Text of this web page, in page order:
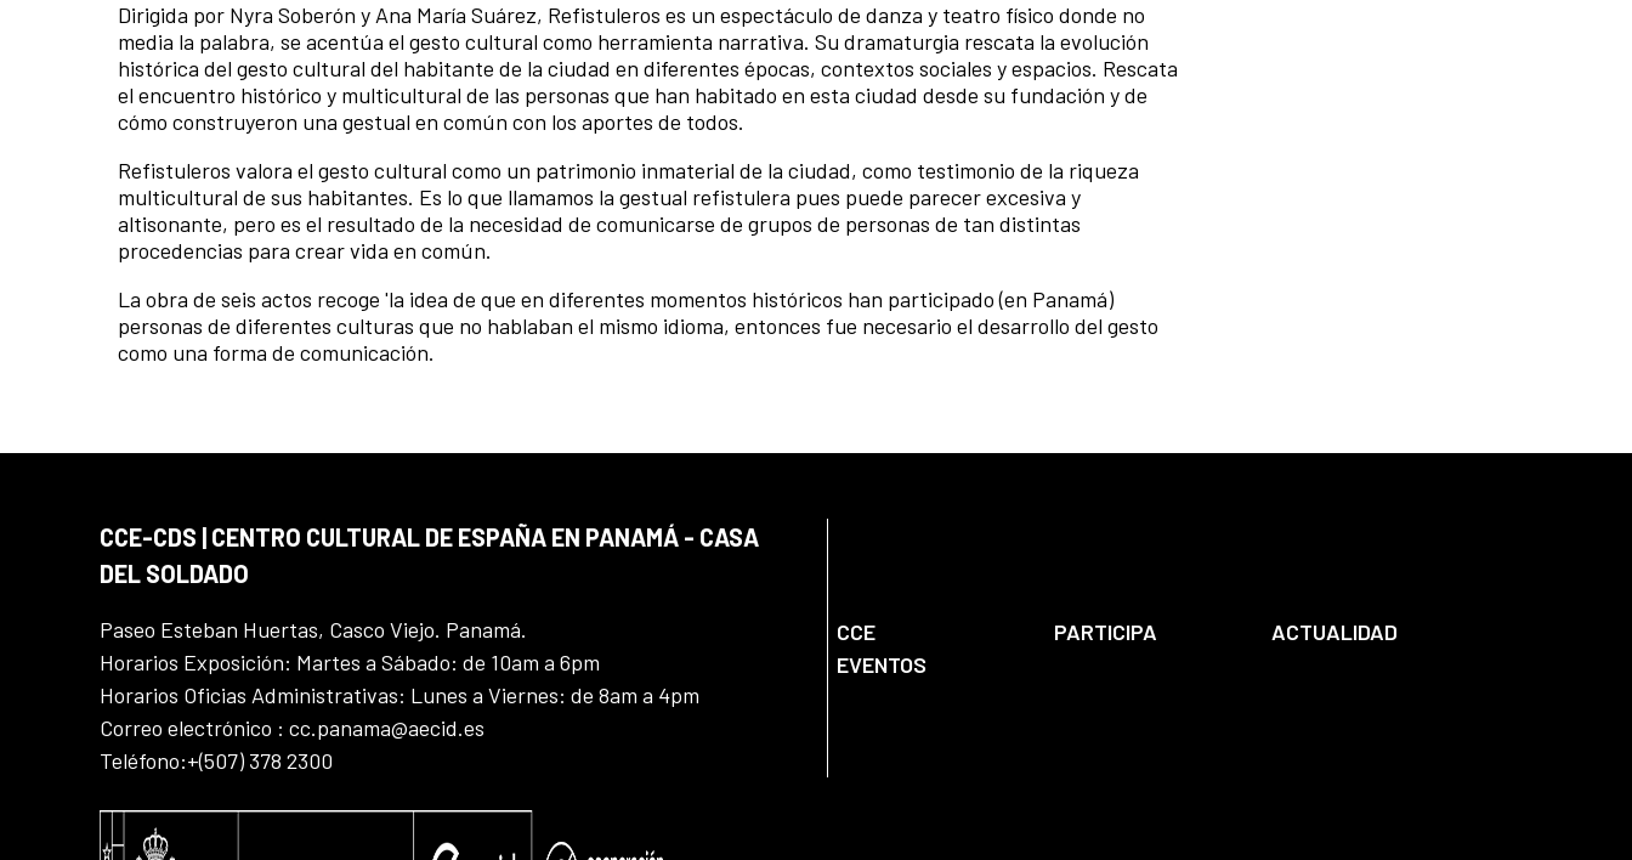
Dirigida por Nyra Soberón y Ana María Suárez, Refistuleros es un espectáculo de danza y teatro físico donde no
media la palabra, se acentúa el gesto cultural como herramienta narrativa. Su dramaturgia rescata la evolución
histórica del gesto cultural del habitante de la ciudad en diferentes épocas, contextos sociales y espacios. Rescata
el encuentro histórico y multicultural de las personas que han habitado en esta ciudad desde su fundación y de
cómo construyeron una gestual en común con los aportes de todos.
Refistuleros valora el gesto cultural como un patrimonio inmaterial de la ciudad, como testimonio de la riqueza
multicultural de sus habitantes. Es lo que llamamos la gestual refistulera pues puede parecer excesiva y
altisonante, pero es el resultado de la necesidad de comunicarse de grupos de personas de tan distintas
procedencias para crear vida en común.
La obra de seis actos recoge 'la idea de que en diferentes momentos históricos han participado (en Panamá)
personas de diferentes culturas que no hablaban el mismo idioma, entonces fue necesario el desarrollo del gesto
como una forma de comunicación.
CCE-CDS | CENTRO CULTURAL DE ESPAÑA EN PANAMÁ - CASA
DEL SOLDADO
Paseo Esteban Huertas, Casco Viejo. Panamá.
Horarios Exposición: Martes a Sábado: de 10am a 6pm
Horarios Oficias Administrativas: Lunes a Viernes: de 8am a 4pm
Correo electrónico : cc.panama@aecid.es
Teléfono:+(507) 378 2300
CCE PARTICIPA
ACTUALIDAD
EVENTOS